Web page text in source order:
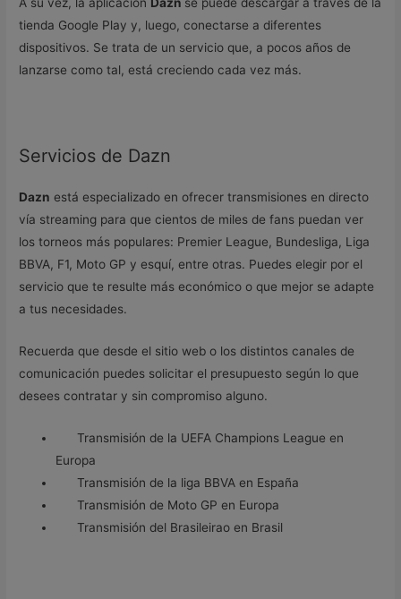
A su vez, la aplicación Dazn se puede descargar a través de la
tienda Google Play y, luego, conectarse a diferentes
dispositivos. Se trata de un servicio que, a pocos años de
lanzarse como tal, está creciendo cada vez más.
Servicios de Dazn
Dazn está especializado en ofrecer transmisiones en directo
vía streaming para que cientos de miles de fans puedan ver
los torneos más populares: Premier League, Bundesliga, Liga
BBVA, F1, Moto GP y esquí, entre otras. Puedes elegir por el
servicio que te resulte más económico o que mejor se adapte
a tus necesidades.
Recuerda que desde el sitio web o los distintos canales de
comunicación puedes solicitar el presupuesto según lo que
desees contratar y sin compromiso alguno.
Transmisión de la UEFA Champions League en
Europa
Transmisión de la liga BBVA en España
Transmisión de Moto GP en Europa
Transmisión del Brasileirao en Brasil